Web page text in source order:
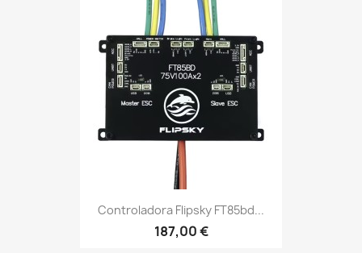
Controladora Flipsky FT85bd...
187,00 €